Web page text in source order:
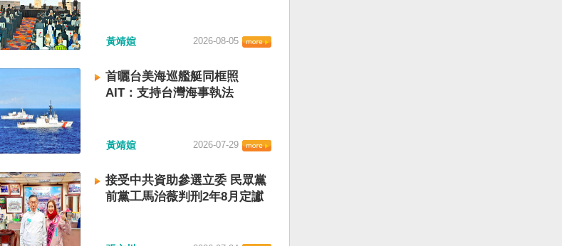
黃靖媗 2026-08-05
首曬台美海巡艦艇同框照
AIT：支持台灣海事執法
黃靖媗 2026-07-29
接受中共資助參選立委 民眾黨
前黨工馬治薇判刑2年8月定讞